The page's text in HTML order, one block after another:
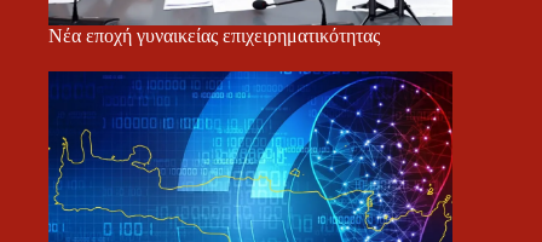
Νέα εποχή γυναικείας επιχειρηματικότητας